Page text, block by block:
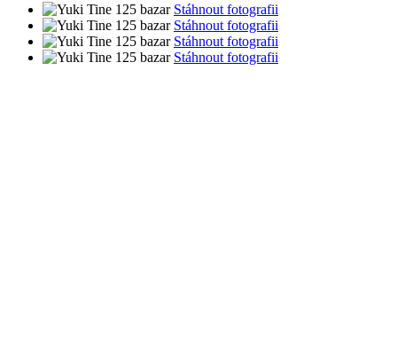
Stáhnout fotografii
Stáhnout fotografii
Stáhnout fotografii
Stáhnout fotografii